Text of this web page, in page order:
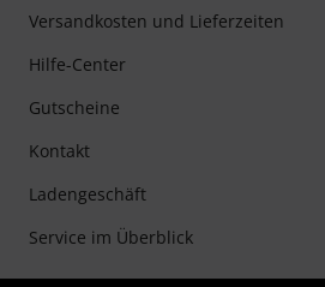
Versandkosten und Lieferzeiten
Hilfe-Center
Gutscheine
Kontakt
Ladengeschäft
Service im Überblick